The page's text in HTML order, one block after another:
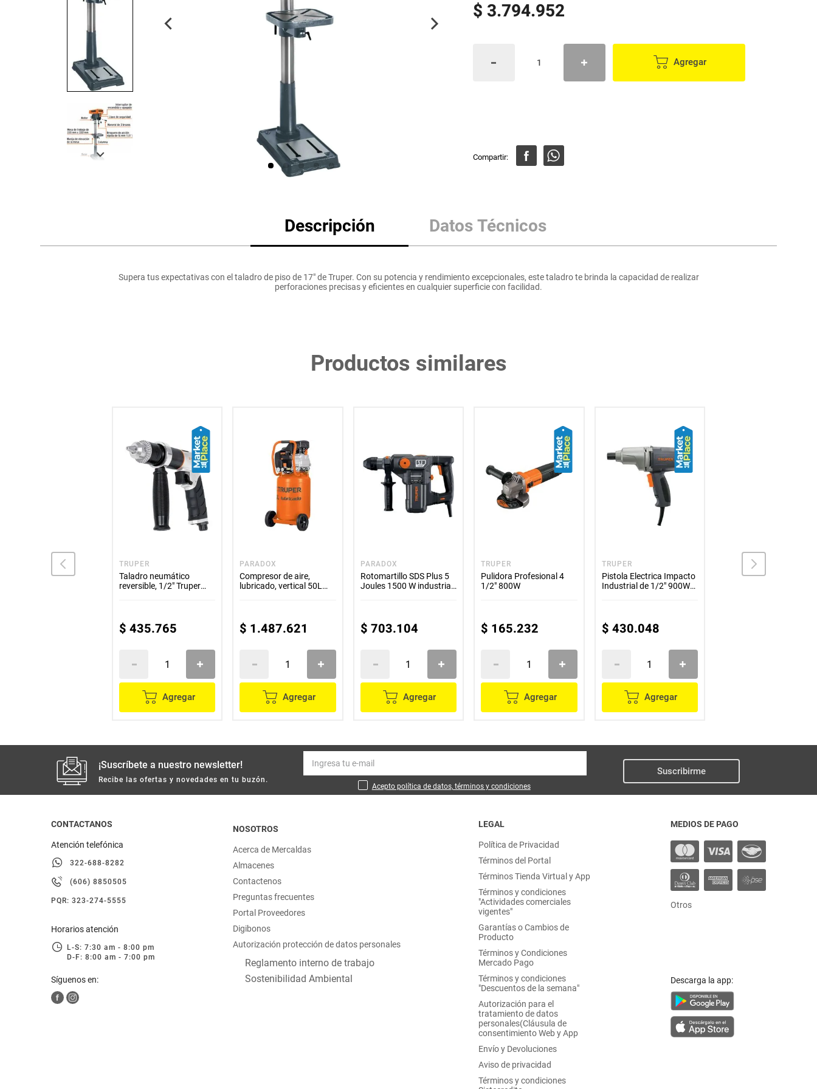
lácteos y refrigerados
vinos y licores
cuidado del bebé
mascotas
otros
$ 3.794.952
Agregar
Descripción Datos Técnicos
Supera tus expectativas con el taladro de piso de 17" de Truper. Con su potencia y rendimiento excepcionales, este taladro te brinda la capacidad de realizar
perforaciones precisas y eficientes en cualquier superficie con facilidad.
Productos similares
Para Herramienta
TRUPER
Taladro neumático
reversible, 1/2" Truper
$ 435.765
Agregar
PARADOX
Compresor de aire,
lubricado, vertical 50L
$ 1.487.621
Agregar
PARADOX
Rotomartillo SDS Plus 5
Joules 1500 W industrial
$ 703.104
Agregar
TRUPER
Pulidora Profesional 4
1/2" 800W
$ 165.232
Agregar
TRUPER
Pistola Electrica Impacto
Industrial de 1/2" 900W
$ 430.048
Agregar
PARADOX
Compresor vertica 80L
¡Suscríbete a nuestro newsletter!
Recibe las ofertas y novedades en tu buzón.
Acepto política de datos, términos y condiciones
Suscribirme
CONTACTANOS
Atención telefónica
322-688-8282
(606) 8850505
PQR: 323-274-5555
Horarios atención
L-S: 7:30 am - 8:00 pm
D-F: 8:00 am - 7:00 pm
Síguenos en:
NOSOTROS
Acerca de Mercaldas
Almacenes
Contactenos
Preguntas frecuentes
Portal Proveedores
Digibonos
Autorización protección de datos personales
Reglamento interno de trabajo
Sostenibilidad Ambiental
LEGAL
Política de Privacidad
Términos del Portal
Términos Tienda Virtual y App
Términos y condiciones
"Actividades comerciales
vigentes"
Garantías o Cambios de
Producto
Términos y Condiciones
Mercado Pago
Términos y condiciones
"Descuentos de la semana"
Autorización para el
tratamiento de datos
personales(Cláusula de
consentimiento Web y App
Envío y Devoluciones
Aviso de privacidad
Términos y condiciones
MEDIOS DE PAGO
Otros
Descarga la app: